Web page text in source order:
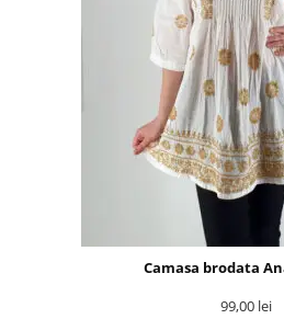
Camasa brodata
99,00 lei